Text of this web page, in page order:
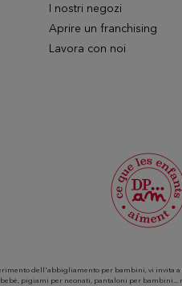
I nostri negozi
Aprire un franchising
Lavora con noi
dell'abbigliamento per bambini, vi invita
pigiami per neonati, pantaloni per